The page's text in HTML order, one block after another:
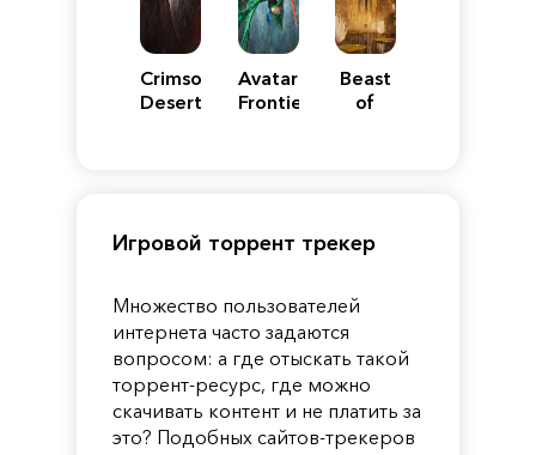
Crimson
Desert
Avatar:
Frontiers
Beast
of
Игровой торрент трекер
Множество пользователей
интернета часто задаются
вопросом: а где отыскать такой
торрент-ресурс, где можно
скачивать контент и не платить за
это? Подобных сайтов-трекеров